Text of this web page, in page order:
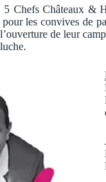
Chefs Châteaux &
les convives de
de leur